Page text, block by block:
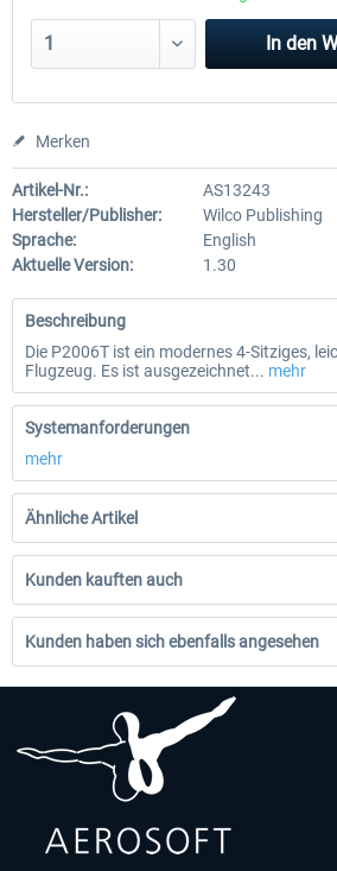
In den
Merken
Artikel-Nr.:
AS13243
Hersteller/Publisher:
Wilco Publishing
Sprache:
English
Aktuelle Version:
1.30
Beschreibung
Die P2006T ist ein modernes 4-Sitziges,
Flugzeug. Es ist ausgezeichnet... mehr
Systemanforderungen
mehr
Ähnliche Artikel
Kunden kauften auch
Kunden haben sich ebenfalls angesehen